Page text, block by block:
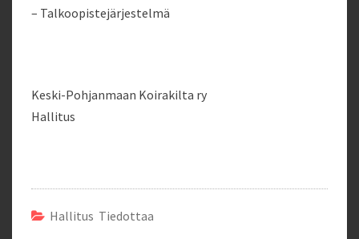
– Talkoopistejärjestelmä
Keski-Pohjanmaan Koirakilta ry
Hallitus
Hallitus Tiedottaa